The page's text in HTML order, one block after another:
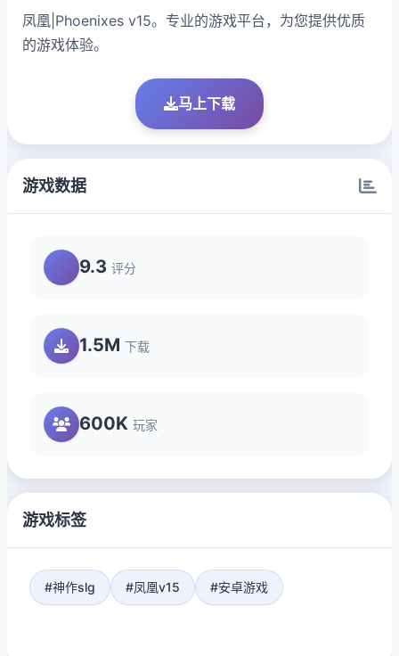
凤凰|Phoenixes v15。专业的游戏平台，为您提供优质
的游戏体验。
马上下载
游戏数据
9.3 评分
1.5M 下载
600K 玩家
游戏标签
#神作slg #凤凰v15 #安卓游戏